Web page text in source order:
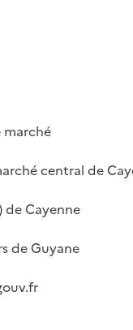
central de
de Cayenne
de Guyane